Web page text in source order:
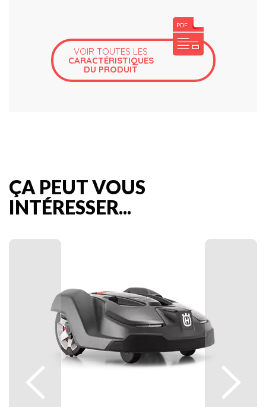
VOIR TOUTES LES
CARACTÉRISTIQUES
DU PRODUIT
ÇA PEUT VOUS
INTÉRESSER...